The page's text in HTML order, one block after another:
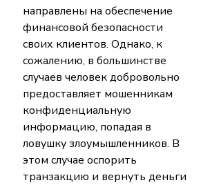
направлены на обеспечение
финансовой безопасности
своих клиентов. Однако, к
сожалению, в большинстве
случаев человек добровольно
предоставляет мошенникам
конфиденциальную
информацию, попадая в
ловушку злоумышленников. В
этом случае оспорить
транзакцию и вернуть деньги